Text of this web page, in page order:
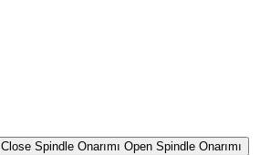
Close Spindle Onarımı Open Spindle Onarımı